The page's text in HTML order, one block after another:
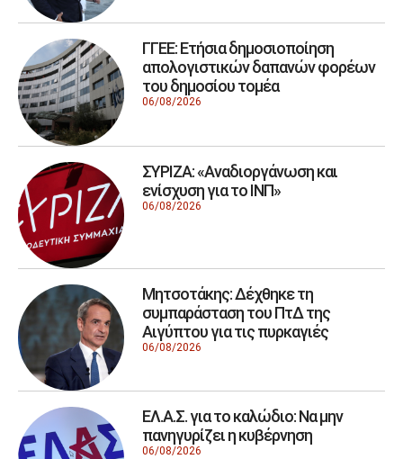
ΓΓΕΕ: Eτήσια δημοσιοποίηση
απολογιστικών δαπανών φορέων
του δημοσίου τομέα
06/08/2026
ΣΥΡΙΖΑ: «Αναδιοργάνωση και
ενίσχυση για το ΙΝΠ»
06/08/2026
Μητσοτάκης: Δέχθηκε τη
συμπαράσταση του ΠτΔ της
Αιγύπτου για τις πυρκαγιές
06/08/2026
ΕΛ.Α.Σ. για το καλώδιο: Να μην
πανηγυρίζει η κυβέρνηση
06/08/2026